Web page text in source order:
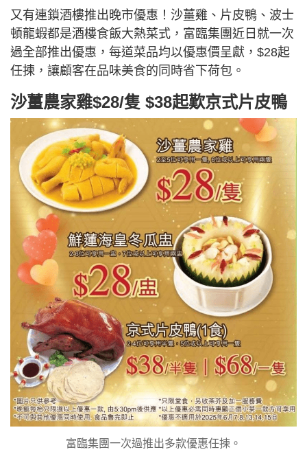
又有連鎖酒樓推出晚市優惠！沙薑雞、片皮鴨、波士
頓龍蝦都是酒樓食飯大熱菜式，富臨集團近日就一次
過全部推出優惠，每道菜品均以優惠價呈獻，$28起
任揀，讓顧客在品味美食的同時省下荷包。
沙薑農家雞$28/隻 $38起歎京式片皮鴨
富臨集團一次過推出多款優惠任揀。